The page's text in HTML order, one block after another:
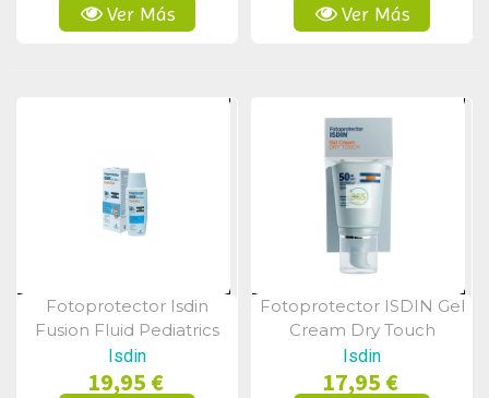
Ver Más Ver Más
Vista Rápida
Fotoprotector Isdin
Fusion Fluid Pediatrics
Spf 50+ 50ml
Isdin
19,95 €
Vista Rápida
Fotoprotector ISDIN Gel
Cream Dry Touch
SPF50+ 50 ML
Isdin
17,95 €